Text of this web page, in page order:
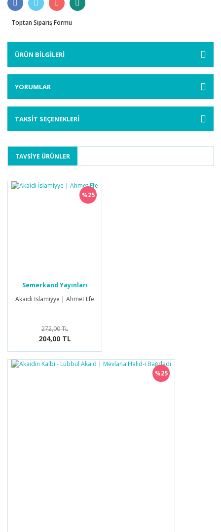
Toptan Sipariş Formu
ÜRÜN BİLGİLERİ
YORUMLAR
TAKSİT SEÇENEKLERİ
TAVSİYE ÜRÜNLER
%25
Semerkand Yayınları
Akaidi İslamiyye | Ahmet Efe
272,00 TL
204,00 TL
%25